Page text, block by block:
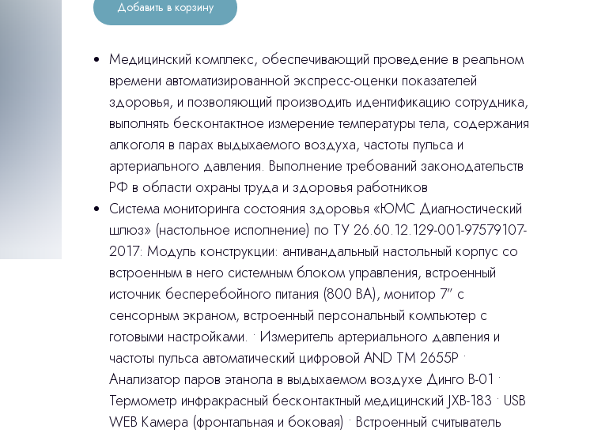
Добавить в корзину
Медицинский комплекс, обеспечивающий проведение в реальном
времени автоматизированной экспресс-оценки показателей
здоровья, и позволяющий производить идентификацию сотрудника,
выполнять бесконтактное измерение температуры тела, содержания
алкоголя в парах выдыхаемого воздуха, частоты пульса и
артериального давления. Выполнение требований законодательств
РФ в области охраны труда и здоровья работников
Система мониторинга состояния здоровья «ЮМС Диагностический
шлюз» (настольное исполнение) по ТУ 26.60.12.129-001-97579107-
2017: Модуль конструкции: антивандальный настольный корпус со
встроенным в него системным блоком управления, встроенный
источник бесперебойного питания (800 ВА), монитор 7” с
сенсорным экраном, встроенный персональный компьютер с
готовыми настройками. • Измеритель артериального давления и
частоты пульса автоматический цифровой AND TM 2655P •
Анализатор паров этанола в выдыхаемом воздухе Динго В-01 •
Термометр инфракрасный бесконтактный медицинский JXB-183 • USB
WEB Камера (фронтальная и боковая) • Встроенный считыватель